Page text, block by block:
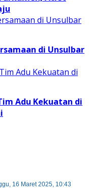
di Unsulbar
Adu Kekuatan di
16 Maret 2025, 10:43